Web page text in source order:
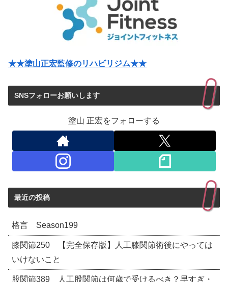
★★塗山正宏監修のリハビリジム★★
SNSフォローお願いします
塗山 正宏をフォローする
最近の投稿
格言 Season199
膝関節250 【完全保存版】人工膝関節術後にやっては
いけないこと
股関節389 人工股関節は何歳で受けるべき？早すぎ・